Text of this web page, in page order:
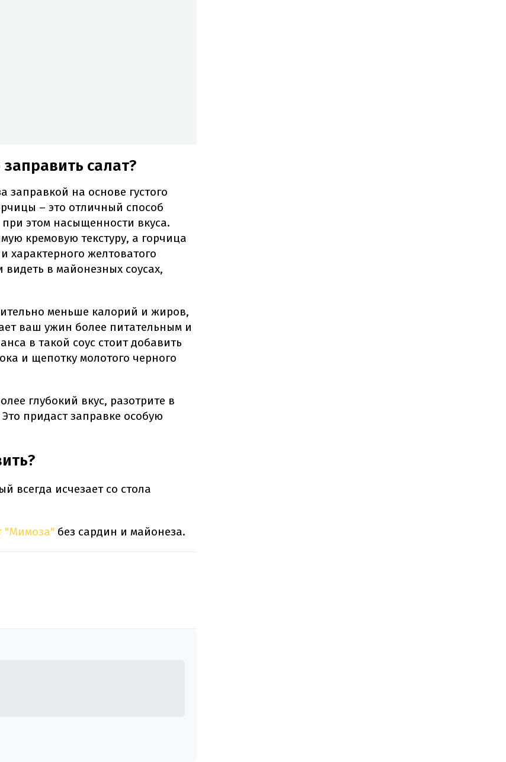
салат?
заправкой на основе густого
– это отличный способ
при этом насыщенности вкуса.
кремовую текстуру, а горчица
характерного желтоватого
в майонезных соусах,
меньше калорий и жиров,
ваш ужин более питательным и
в такой соус стоит добавить
и щепотку молотого черного
глубокий вкус, разотрите в
придаст заправке особую
всегда исчезает со стола
"Мимоза" без сардин и майонеза.